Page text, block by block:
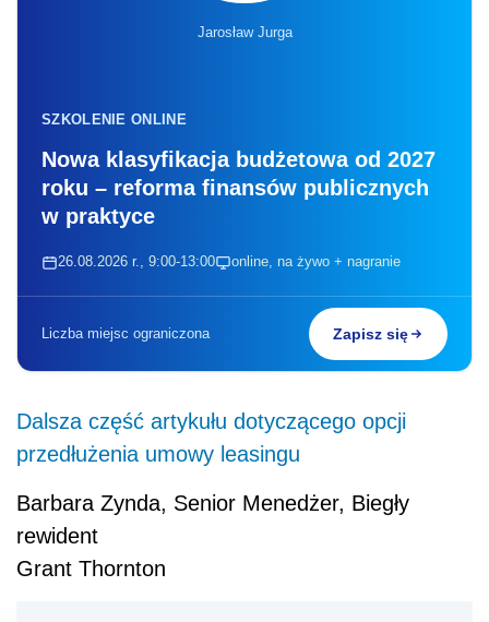
Jarosław Jurga
SZKOLENIE ONLINE
Nowa klasyfikacja budżetowa od 2027
roku – reforma finansów publicznych
w praktyce
26.08.2026 r., 9:00-13:00 online, na żywo + nagranie
Liczba miejsc ograniczona Zapisz się
Dalsza część artykułu dotyczącego opcji
przedłużenia umowy leasingu
Barbara Zynda, Senior Menedżer, Biegły
rewident
Grant Thornton